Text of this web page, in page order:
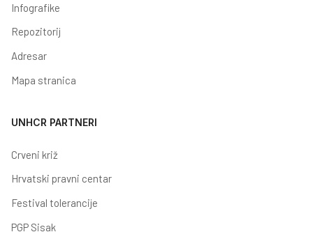
Infografike
Repozitorij
Adresar
Mapa stranica
UNHCR PARTNERI
Crveni križ
Hrvatski pravni centar
Festival tolerancije
PGP Sisak